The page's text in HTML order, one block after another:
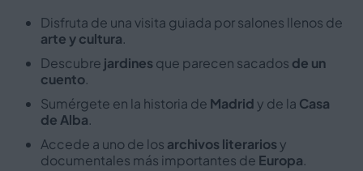
Disfruta de una visita guiada por salones llenos de
arte y cultura.
Descubre jardinesque parecen sacados de un
cuento.
Sumérgete en la historia de Madrid y de la Casa
de Alba.
Accede a uno de los archivos literariosy
documentales más importantes de Europa.